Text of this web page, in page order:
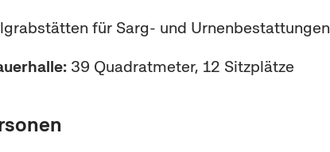
für Sarg- und Urnenbestattungen
39 Quadratmeter, 12 Sitzplätze